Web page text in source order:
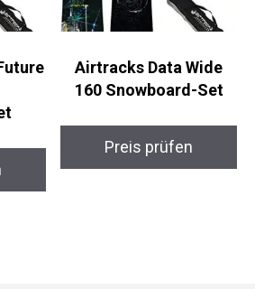
&
Airtracks Data Wide
160 Snowboard-Set
Preis prüfen